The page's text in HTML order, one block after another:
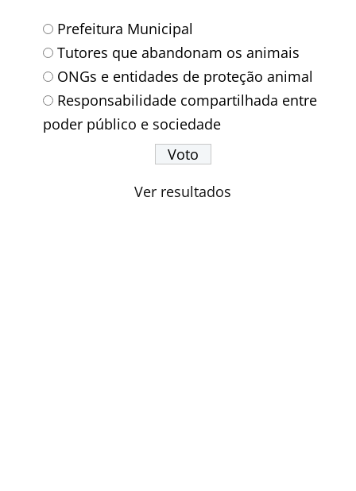
Prefeitura Municipal
Tutores que abandonam os animais
ONGs e entidades de proteção animal
Responsabilidade compartilhada entre
poder público e sociedade
Ver resultados